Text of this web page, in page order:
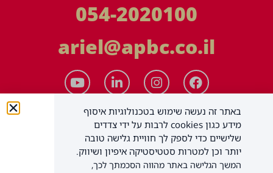
054-2020100
ariel@apbc.co.il
באתר זה נעשה שימוש בטכנולוגיות איסוף
מידע כגון cookies לרבות על ידי צדדים
שלישיים כדי לספק לך חוויית גלישה טובה
יותר וכן למטרות סטטיסטיקה איפיון ושיווק.
המשך הגלישה באתר מהווה הסכמתך לכך,